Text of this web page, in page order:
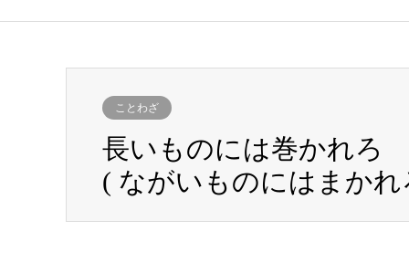
ことわざ
長いものには巻かれろ
( ながいものにはまかれ